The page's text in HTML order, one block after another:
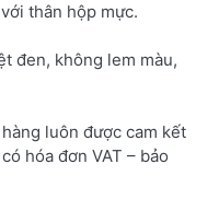
thân hộp mực.
đen, không lem màu,
luôn được cam kết
hóa đơn VAT – bảo